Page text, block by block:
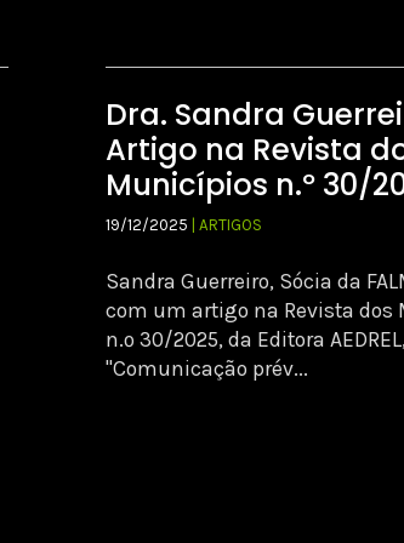
Dra. Sandra
Artigo na Revista
Municípios n.º 30/
19/12/2025 | ARTIGOS
Sandra Guerreiro, Sócia da
com um artigo na Revista dos
n.º 30/2025, da Editora
"Comunicação prév...